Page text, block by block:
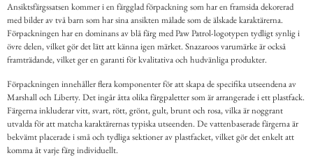
Ansiktsfärgssatsen kommer i en färgglad förpackning som har en framsida dekorerad
med bilder av två barn som har sina ansikten målade som de älskade karaktärerna.
Förpackningen har en dominans av blå färg med Paw Patrol-logotypen tydligt synlig i
övre delen, vilket gör det lätt att känna igen märket. Snazaroos varumärke är också
framträdande, vilket ger en garanti för kvalitativa och hudvänliga produkter.
Förpackningen innehåller flera komponenter för att skapa de specifika utseendena av
Marshall och Liberty. Det ingår åtta olika färgpaletter som är arrangerade i ett plastfack.
Färgerna inkluderar vitt, svart, rött, grönt, gult, brunt och rosa, vilka är noggrant
utvalda för att matcha karaktärernas typiska utseenden. De vattenbaserade färgerna är
bekvämt placerade i små och tydliga sektioner av plastfacket, vilket gör det enkelt att
komma åt varje färg individuellt.